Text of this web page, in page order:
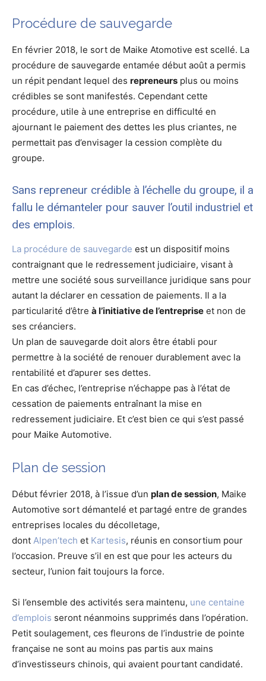
Procédure de sauvegarde
En février 2018, le sort de Maike Atomotive est scellé. La
procédure de sauvegarde entamée début août a permis
un répit pendant lequel des repreneurs plus ou moins
crédibles se sont manifestés. Cependant cette
procédure, utile à une entreprise en difficulté en
ajournant le paiement des dettes les plus criantes, ne
permettait pas d’envisager la cession complète du
groupe.
Sans repreneur crédible à l’échelle du groupe, il a
fallu le démanteler pour sauver l’outil industriel et
des emplois.
La procédure de sauvegarde est un dispositif moins
contraignant que le redressement judiciaire, visant à
mettre une société sous surveillance juridique sans pour
autant la déclarer en cessation de paiements. Il a la
particularité d’être à l’initiative de l’entreprise et non de
ses créanciers.
Un plan de sauvegarde doit alors être établi pour
permettre à la société de renouer durablement avec la
rentabilité et d’apurer ses dettes.
En cas d’échec, l’entreprise n’échappe pas à l’état de
cessation de paiements entraînant la mise en
redressement judiciaire. Et c’est bien ce qui s’est passé
pour Maike Automotive.
Plan de session
Début février 2018, à l’issue d’un plan de session, Maike
Automotive sort démantelé et partagé entre de grandes
entreprises locales du décolletage,
dont Alpen’tech et Kartesis, réunis en consortium pour
l’occasion. Preuve s’il en est que pour les acteurs du
secteur, l’union fait toujours la force.
Si l’ensemble des activités sera maintenu, une centaine
d’emplois seront néanmoins supprimés dans l’opération.
Petit soulagement, ces fleurons de l’industrie de pointe
française ne sont au moins pas partis aux mains
d’investisseurs chinois, qui avaient pourtant candidaté.